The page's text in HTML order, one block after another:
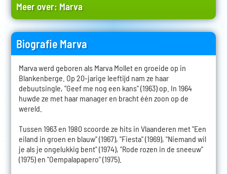
Meer over: Marva
Biografie Marva
Marva werd geboren als Marva Mollet en groeide op in
Blankenberge. Op 20-jarige leeftijd nam ze haar
debuutsingle, "Geef me nog een kans" (1963) op. In 1964
huwde ze met haar manager en bracht één zoon op de
wereld.
Tussen 1963 en 1980 scoorde ze hits in Vlaanderen met "Een
eiland in groen en blauw" (1967), "Fiesta" (1969), "Niemand wil
je als je ongelukkig bent" (1974), "Rode rozen in de sneeuw"
(1975) en "Oempalapapero" (1975).